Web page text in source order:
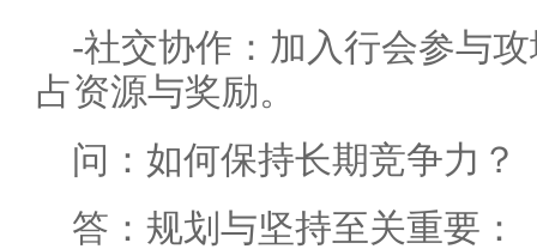
-社交协作：加入行会参与
占资源与奖励。
问：如何保持长期竞争力？
答：规划与坚持至关重要：